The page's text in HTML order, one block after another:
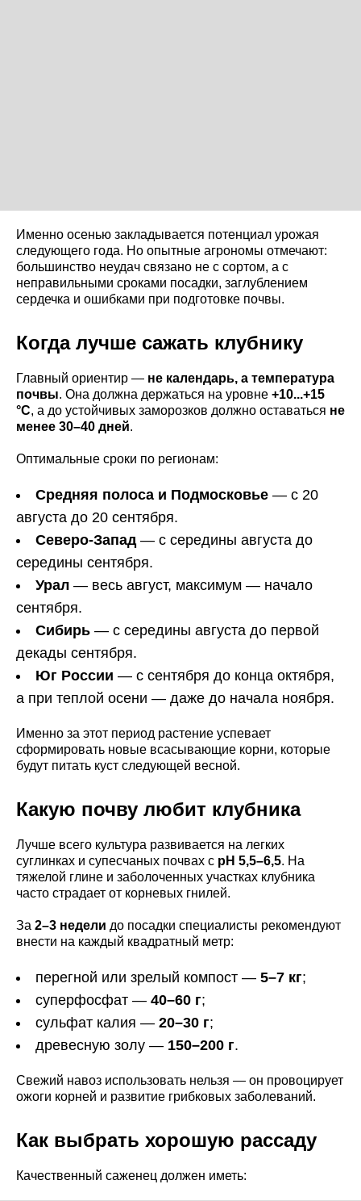
Именно осенью закладывается потенциал урожая
следующего года. Но опытные агрономы отмечают:
большинство неудач связано не с сортом, а с
неправильными сроками посадки, заглублением
сердечка и ошибками при подготовке почвы.
Когда лучше сажать клубнику
Главный ориентир — не календарь, а температура
почвы. Она должна держаться на уровне +10...+15
°C, а до устойчивых заморозков должно оставаться не
менее 30–40 дней.
Оптимальные сроки по регионам:
Средняя полоса и Подмосковье — с 20
августа до 20 сентября.
Северо-Запад — с середины августа до
середины сентября.
Урал — весь август, максимум — начало
сентября.
Сибирь — с середины августа до первой
декады сентября.
Юг России — с сентября до конца октября,
а при теплой осени — даже до начала ноября.
Именно за этот период растение успевает
сформировать новые всасывающие корни, которые
будут питать куст следующей весной.
Какую почву любит клубника
Лучше всего культура развивается на легких
суглинках и супесчаных почвах с pH 5,5–6,5. На
тяжелой глине и заболоченных участках клубника
часто страдает от корневых гнилей.
За 2–3 недели до посадки специалисты рекомендуют
внести на каждый квадратный метр:
перегной или зрелый компост — 5–7 кг;
суперфосфат — 40–60 г;
сульфат калия — 20–30 г;
древесную золу — 150–200 г.
Свежий навоз использовать нельзя — он провоцирует
ожоги корней и развитие грибковых заболеваний.
Как выбрать хорошую рассаду
Качественный саженец должен иметь: